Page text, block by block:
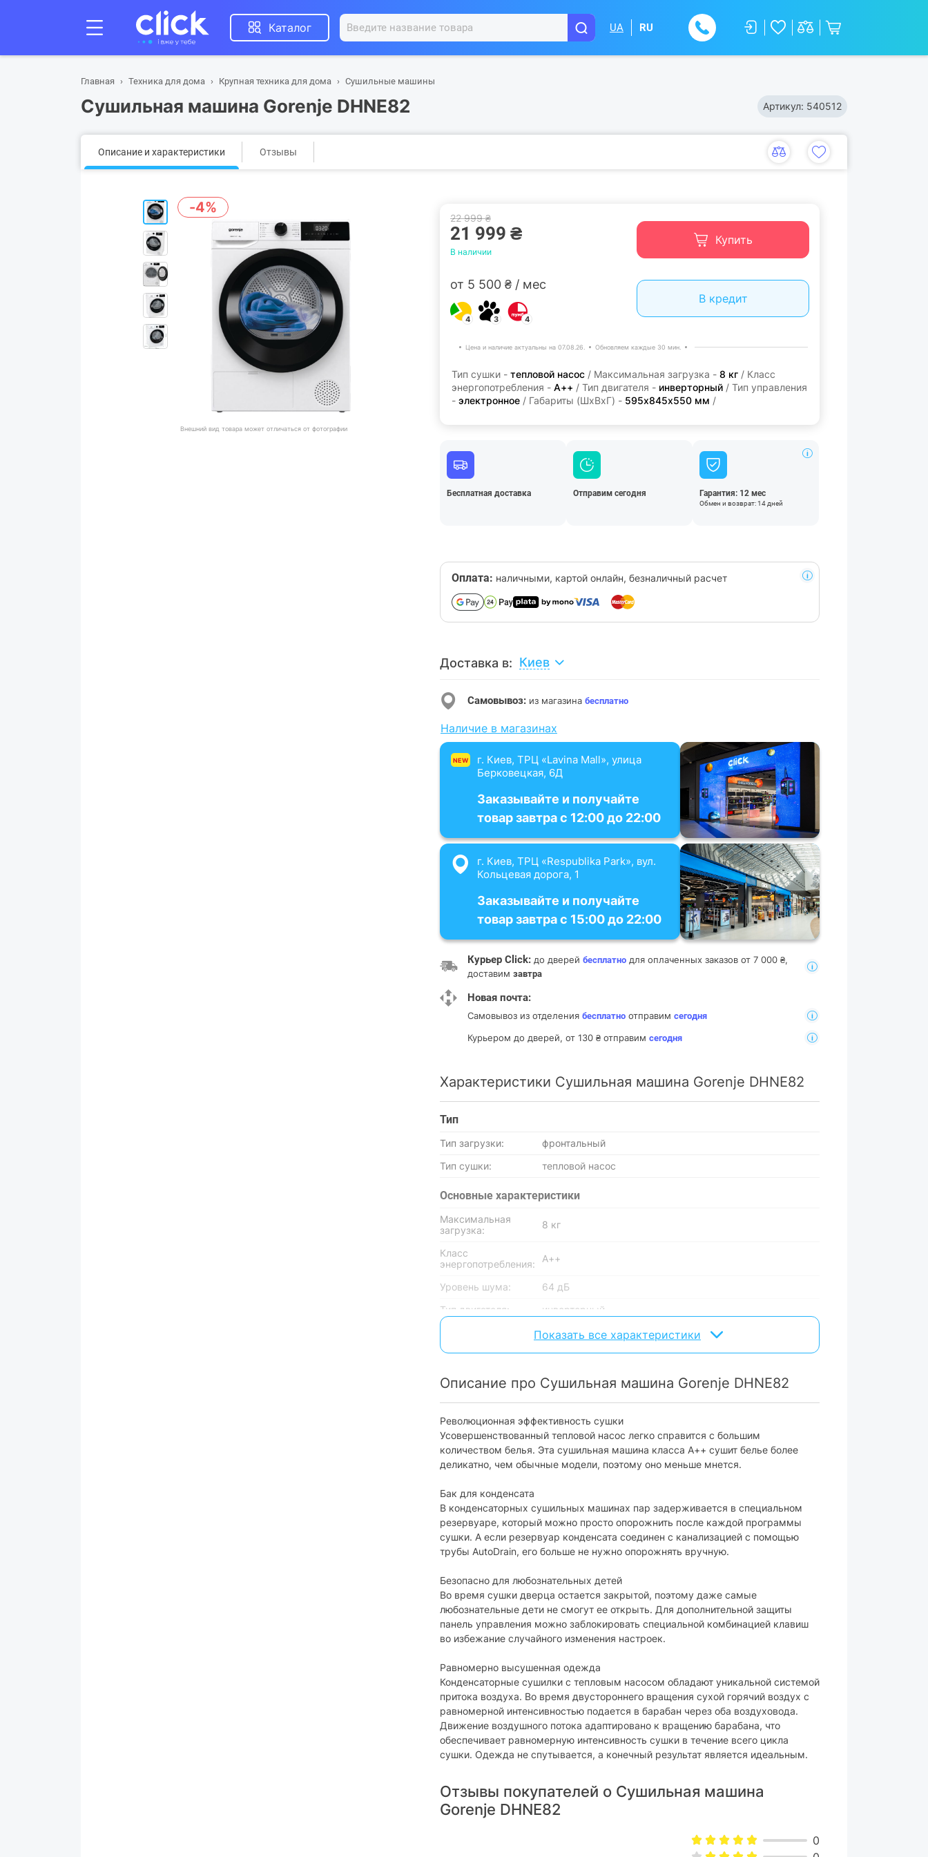
Каталог UA RU
Главная Техника для дома Крупная техника для дома Сушильные машины
Сушильная машина Gorenje DHNE82 Артикул: 540512
Описание и характеристики Отзывы
-4%
Внешний вид товара может отличаться от фотографии
22 999 ₴
21 999 ₴
В наличии
Купить
от 5 500 ₴ / мес
4 3 4
В кредит
Цена и наличие актуальны на 07.08.26. Обновляем каждые 30 мин.
Тип сушки - тепловой насос / Максимальная загрузка - 8 кг / Класс
энергопотребления - А++ / Тип двигателя - инверторный / Тип управления
- электронное / Габариты (ШхВхГ) - 595х845х550 мм /
Бесплатная доставка Отправим сегодня Гарантия: 12 мес
Обмен и возврат: 14 дней
Оплата: наличными, картой онлайн, безналичный расчет
Доставка в: Киев
Самовывоз: из магазина бесплатно
Наличие в магазинах
NEW
г. Киев, ТРЦ «Lavina Mall», улица
Берковецкая, 6Д
Заказывайте и получайте
товар завтра с 12:00 до 22:00
г. Киев, ТРЦ «Respublika Park», вул.
Кольцевая дорога, 1
Заказывайте и получайте
товар завтра с 15:00 до 22:00
Курьер Click: до дверей бесплатно для оплаченных заказов от 7 000 ₴,
доставим завтра
Новая почта:
Самовывоз из отделения бесплатно отправим сегодня
Курьером до дверей, от 130 ₴ отправим сегодня
Характеристики Сушильная машина Gorenje DHNE82
Тип
Тип загрузки:
фронтальный
Тип сушки:
тепловой насос
Основные характеристики
Максимальная
загрузка:
8 кг
Класс
энергопотребления:
А++
Уровень шума:
64 дБ
Тип двигателя:
инверторный
Шланг для отвода
входит в комплект поставки
Подсветка
сушильного
барабана:
без подсветки
Тип слива:
встроенный контейнер + подключение к канализации
Индикация
заполнения
емкости для
конденсата:
есть
Управление
Отсрочка старта:
есть
Smart-управление:
отсутствует
Установка степени
Настройка времени
сушки:
есть
Защита
Защита от протечек
воды:
есть
детей:
Конструктивные особенности
Показать все характеристики
Описание про Сушильная машина Gorenje DHNE82
Революционная эффективность сушки
Усовершенствованный тепловой насос легко справится с большим
количеством белья. Эта сушильная машина класса A++ сушит белье более
деликатно, чем обычные модели, поэтому оно меньше мнется.
Бак для конденсата
В конденсаторных сушильных машинах пар задерживается в специальном
резервуаре, который можно просто опорожнить после каждой программы
сушки. А если резервуар конденсата соединен с канализацией с помощью
трубы AutoDrain, его больше не нужно опорожнять вручную.
Безопасно для любознательных детей
Во время сушки дверца остается закрытой, поэтому даже самые
любознательные дети не смогут ее открыть. Для дополнительной защиты
панель управления можно заблокировать специальной комбинацией клавиш
во избежание случайного изменения настроек.
Равномерно высушенная одежда
Конденсаторные сушилки с тепловым насосом обладают уникальной системой
притока воздуха. Во время двустороннего вращения сухой горячий воздух с
равномерной интенсивностью подается в барабан через оба воздуховода.
Движение воздушного потока адаптировано к вращению барабана, что
обеспечивает равномерную интенсивность сушки в течение всего цикла
сушки. Одежда не спутывается, а конечный результат является идеальным.
Отзывы покупателей о Сушильная машина
Gorenje DHNE82
0